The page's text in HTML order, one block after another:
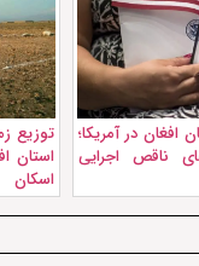
افغان در آمریکا؛
ناقص اجرایی
استان
اسکان